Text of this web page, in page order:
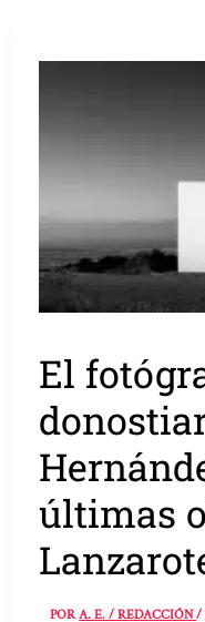
El
últimas
PORA. E. / REDACCIÓN/